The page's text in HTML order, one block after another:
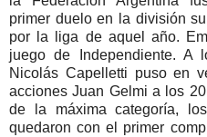
primer duelo en la división
por la liga de aquel año.
juego de Independiente. A
Nicolás Capelletti puso en
acciones Juan Gelmi a los
de la máxima categoría,
quedaron con el primer